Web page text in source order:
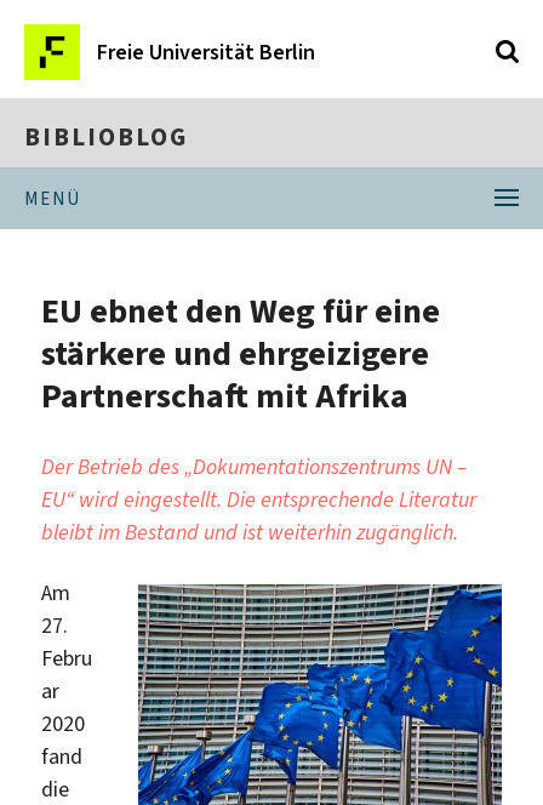
Freie Universität Berlin
BIBLIOBLOG
MENÜ
EU ebnet den Weg für eine
stärkere und ehrgeizigere
Partnerschaft mit Afrika
Der Betrieb des „Dokumentationszentrums UN –
EU“ wird eingestellt. Die entsprechende Literatur
bleibt im Bestand und ist weiterhin zugänglich.
Am
27.
Febru
ar
2020
fand
die